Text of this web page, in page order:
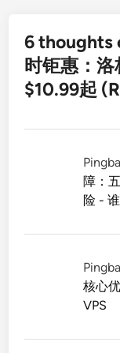
6 thoughts
时钜惠：洛
$10.99起
障：
险 -
核心
VPS